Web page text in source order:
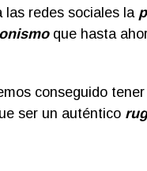
las redes sociales la
que hasta
conseguido
ser un auténtico